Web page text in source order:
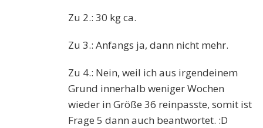
Zu 2.: 30 kg ca.
Zu 3.: Anfangs ja, dann nicht mehr.
Zu 4.: Nein, weil ich aus irgendeinem
Grund innerhalb weniger Wochen
wieder in Größe 36 reinpasste, somit ist
Frage 5 dann auch beantwortet. :D